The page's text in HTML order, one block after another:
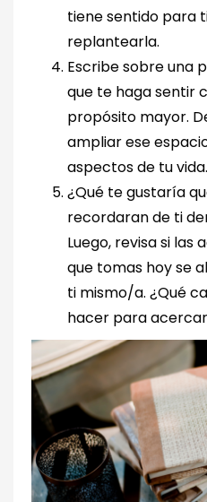
tiene sentido para
replantearla.
Escribe sobre una
que te haga sentir
propósito mayor.
ampliar ese
aspectos de tu vida.
¿Qué te gustaría
recordaran de ti
Luego, revisa si las
que tomas hoy se
ti mismo/a. ¿Qué
hacer para